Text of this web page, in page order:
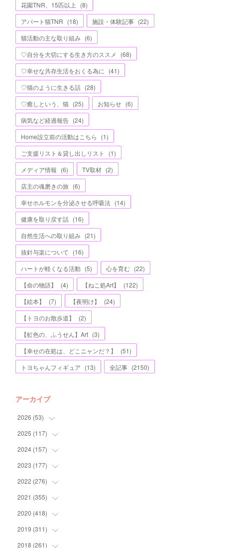
花園TNR、15匹以上 (8)
アパート猫TNR (18) 施設・体験記事 (22)
猫活動の主な取り組み (6)
♡自分を大切にする生き方のススメ
(68)
♡幸せな共存生活をおくる為に (41)
♡猫のように生きる話 (28)
♡癒しという、猫 (25) お知らせ (6)
病気など経過報告 (24)
Home設立前の活動はこちら
(1)
ご支援リスト＆貸し出しリスト
(1)
メディア情報 (6) TV取材 (2)
店主の魂磨きの旅 (6)
幸せホルモンを分泌させる呼吸法 (14)
健康を取り戻す話 (16)
自然生活への取り組み (21)
抜針与楽について (16)
ハートが軽くなる活動 (5) 心を育む (22)
【命の物語】
(4) 【ねこ処Art】 (122)
【絵本】
(7) 【夜明け】 (24)
【トヨのお散歩道】
(2)
【虹色の、ふうせん】Art (3)
【幸せの在処は、どこニャンだ？】
(51)
トヨちゃんフィギュア (13) 全記事 (2150)
アーカイブ
2026 (53)
(1)
(5)
(7)
(11
(8)
(6)
(8)
( 7)
2025 (117)
(11
(12
(12
(13
(6)
(5)
(3)
2024 (157)
(13
(13
(10
(13
(11
(11
2023 (177)
(20
(10
(11
(13
(15
2022 (276)
(17
(16
(21
(21
2021 (355)
(19
(12
(16
2020 (418)
(44
(59
2019 (311)
(25
2018 (261)